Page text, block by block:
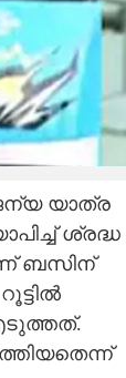
യാത്ര
ശ്രദ്ധ
ബസിന്